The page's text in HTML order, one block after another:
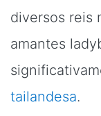
diversos reis
amantes
tailandesa.